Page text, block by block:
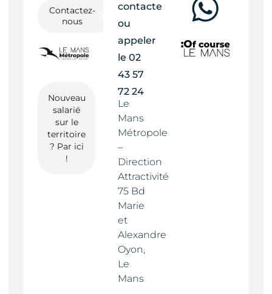
Contactez-
nous
Nouveau
salarié
sur le
territoire
? Par ici
!
contacter
ou
appeler
le02
43 57
72 24
Le
Mans
Métropole
–
Direction
Attractivité
75 Bd
Marie
et
Alexandre
Oyon,
Le
Mans